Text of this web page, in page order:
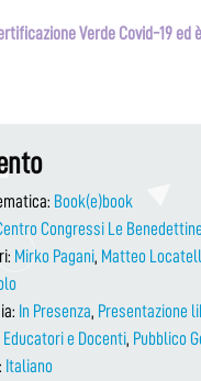
Verde Covid-19 ed
Book(e)book
Congressi Le Benedettine
Mirko Pagani, Matteo
In Presenza, Presentazione
Educatori e Docenti, Pubblico
Italiano